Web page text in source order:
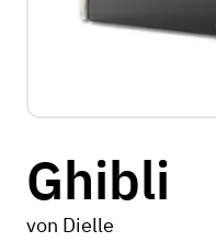
Ghibli
von Dielle